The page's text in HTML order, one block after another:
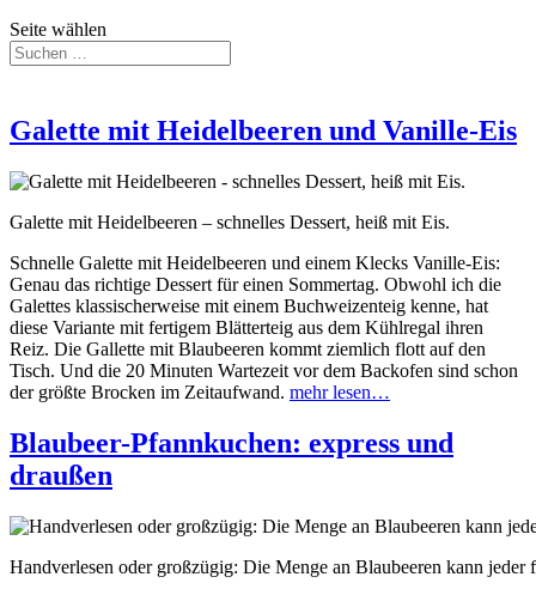
Seite wählen
Galette mit Heidelbeeren und Vanille-Eis
Galette mit Heidelbeeren – schnelles Dessert, heiß mit Eis.
Schnelle Galette mit Heidelbeeren und einem Klecks Vanille-Eis:
Genau das richtige Dessert für einen Sommertag. Obwohl ich die
Galettes klassischerweise mit einem Buchweizenteig kenne, hat
diese Variante mit fertigem Blätterteig aus dem Kühlregal ihren
Reiz. Die Gallette mit Blaubeeren kommt ziemlich flott auf den
Tisch. Und die 20 Minuten Wartezeit vor dem Backofen sind schon
der größte Brocken im Zeitaufwand. mehr lesen…
Blaubeer-Pfannkuchen: express und
draußen
Handverlesen oder großzügig: Die Menge an Blaubeeren kann jeder